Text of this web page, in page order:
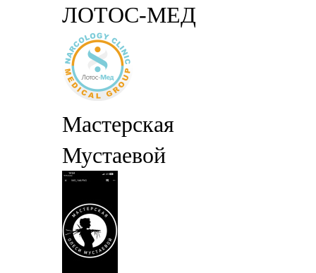
ЛОТОС-МЕД
Мастерская
Мустаевой